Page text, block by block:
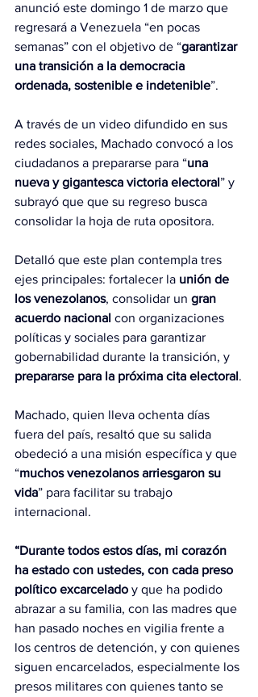
anunció este domingo 1 de marzo que
regresará a Venezuela “en pocas
semanas” con el objetivo de “garantizar
una transición a la democracia
ordenada, sostenible e indetenible”.
A través de un video difundido en sus
redes sociales, Machado convocó a los
ciudadanos a prepararse para “una
nueva y gigantesca victoria electoral ” y
subrayó que que su regreso busca
consolidar la hoja de ruta opositora.
Detalló que este plan contempla tres
ejes principales: fortalecer la unión de
los venezolanos, consolidar un gran
acuerdo nacional con organizaciones
políticas y sociales para garantizar
gobernabilidad durante la transición, y
prepararse para la próxima cita electoral .
Machado, quien lleva ochenta días
fuera del país, resaltó que su salida
obedeció a una misión específica y que
“muchos venezolanos arriesgaron su
vida” para facilitar su trabajo
internacional.
“Durante todos estos días, mi corazón
ha estado con ustedes, con cada preso
político excarcelado y que ha podido
abrazar a su familia, con las madres que
han pasado noches en vigilia frente a
los centros de detención, y con quienes
siguen encarcelados, especialmente los
presos militares con quienes tanto se